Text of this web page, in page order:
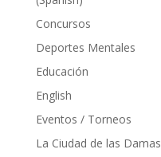
Concursos
Deportes Mentales
Educación
English
Eventos / Torneos
La Ciudad de las Damas